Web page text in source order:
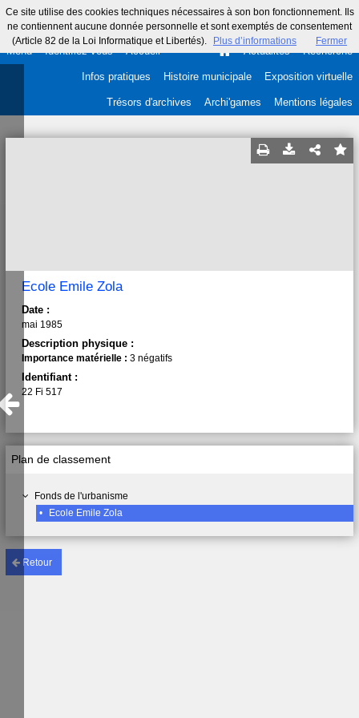
Ce site utilise des cookies techniques nécessaires à son bon fonctionnement. Ils
ne contiennent aucune donnée personnelle et sont exemptés de consentement
(Article 82 de la Loi Informatique et Libertés).
Plus d’informations Fermer
Menu Identifiez-vous Accueil Actualités Recherche
Infos pratiques Histoire municipale Exposition virtuelle
Trésors d'archives Archi'games Mentions légales
Retour
Plan de classement
Fonds de l'urbanisme
•
Ecole Emile Zola
Ecole Emile Zola
Date :
mai 1985
Description physique :
Importance matérielle : 3 négatifs
Identifiant :
22 Fi 517